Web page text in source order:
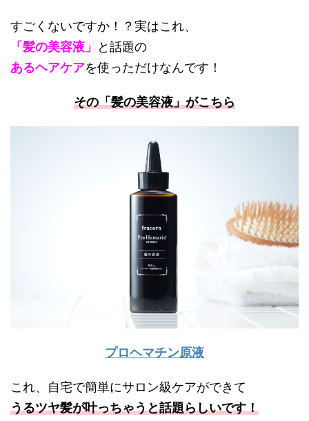
すごくないですか！？実はこれ、
「髪の美容液」
と話題の
あるヘアケアを使っただけなんです！
その「髪の美容液」がこちら
プロヘマチン原液
これ、自宅で簡単にサロン級ケアができて
うるツヤ髪が叶っちゃうと話題らしいです！